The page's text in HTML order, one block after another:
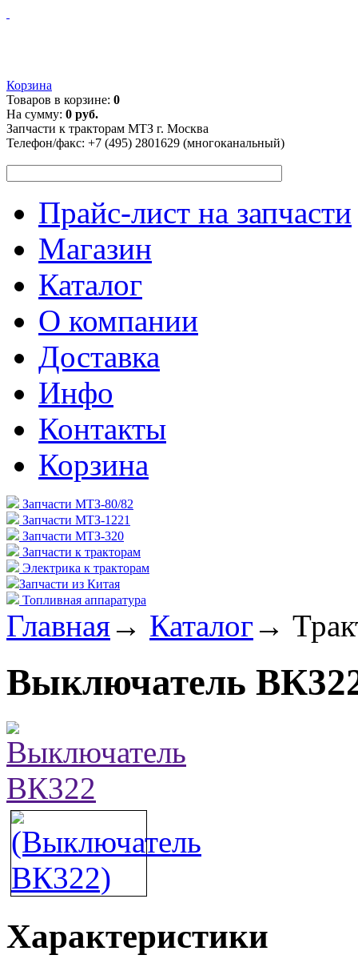
Корзина
Товаров в корзине: 0
На сумму: 0 руб.
Запчасти к тракторам МТЗ г. Москва
Телефон/факс: +7 (495) 2801629 (многоканальный)
Прайс-лист на запчасти
Магазин
Каталог
О компании
Доставка
Инфо
Контакты
Корзина
Запчасти МТЗ-80/82
Запчасти МТЗ-1221
Запчасти МТЗ-320
Запчасти к тракторам
Электрика к тракторам
Запчасти из Китая
Топливная аппаратура
Главная→ Каталог →
Выключатель
Характеристики